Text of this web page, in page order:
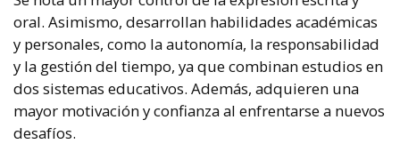
oral. Asimismo, desarrollan habilidades académicas
y personales, como la autonomía, la responsabilidad
y la gestión del tiempo, ya que combinan estudios en
dos sistemas educativos. Además, adquieren una
mayor motivación y confianza al enfrentarse a nuevos
desafíos.